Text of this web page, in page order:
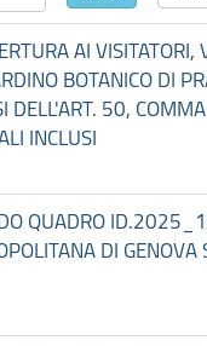
AI VISITATORI,
BOTANICO DI
50,
INCLUSI
QUADRO
DI GENOVA